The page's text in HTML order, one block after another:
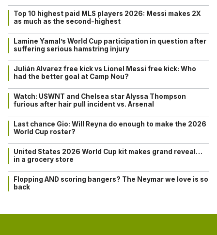
Top 10 highest paid MLS players 2026: Messi makes 2X
as much as the second-highest
Lamine Yamal’s World Cup participation in question after
suffering serious hamstring injury
Julián Alvarez free kick vs Lionel Messi free kick: Who
had the better goal at Camp Nou?
Watch: USWNT and Chelsea star Alyssa Thompson
furious after hair pull incident vs. Arsenal
Last chance Gio: Will Reyna do enough to make the 2026
World Cup roster?
United States 2026 World Cup kit makes grand reveal…
in a grocery store
Flopping AND scoring bangers? The Neymar we love is so
back